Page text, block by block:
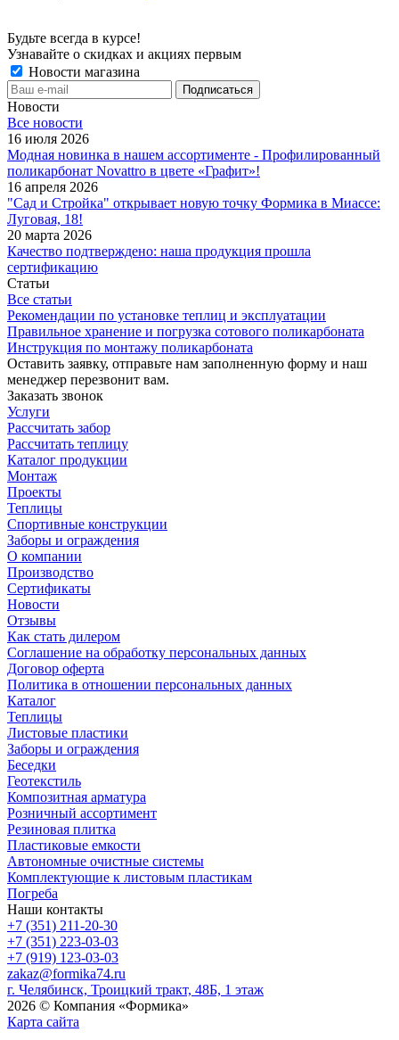
Будьте всегда в курсе!
Узнавайте о скидках и акциях первым
Новости магазина
Новости
Все новости
16 июля 2026
Модная новинка в нашем ассортименте - Профилированный
поликарбонат Novattro в цвете «Графит»!
16 апреля 2026
"Сад и Стройка" открывает новую точку Формика в Миассе:
Луговая, 18!
20 марта 2026
Качество подтверждено: наша продукция прошла
сертификацию
Статьи
Все статьи
Рекомендации по установке теплиц и эксплуатации
Правильное хранение и погрузка сотового поликарбоната
Инструкция по монтажу поликарбоната
Оставить заявку, отправьте нам заполненную форму и наш
менеджер перезвонит вам.
Заказать звонок
Услуги
Рассчитать забор
Рассчитать теплицу
Каталог продукции
Монтаж
Проекты
Теплицы
Спортивные конструкции
Заборы и ограждения
О компании
Производство
Сертификаты
Новости
Отзывы
Как стать дилером
Соглашение на обработку персональных данных
Договор оферта
Политика в отношении персональных данных
Каталог
Теплицы
Листовые пластики
Заборы и ограждения
Беседки
Геотекстиль
Композитная арматура
Розничный ассортимент
Резиновая плитка
Пластиковые емкости
Автономные очистные системы
Комплектующие к листовым пластикам
Погреба
Наши контакты
+7 (351) 211-20-30
+7 (351) 223-03-03
+7 (919) 123-03-03
zakaz@formika74.ru
г. Челябинск, Троицкий тракт, 48Б, 1 этаж
2026 © Компания «Формика»
Карта сайта